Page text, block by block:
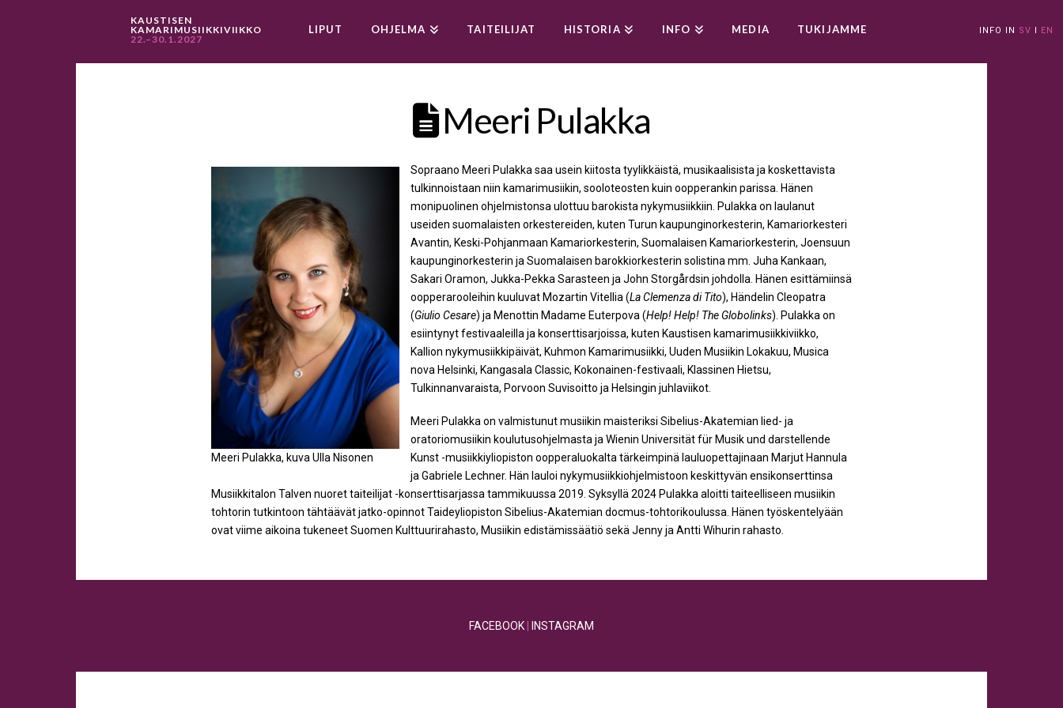
INFO IN SV I EN
KAUSTISEN
KAMARIMUSIIKKIVIIKKO
22.–30.1.2027
LIPUT OHJELMA TAITEILIJAT HISTORIA INFO MEDIA TUKIJAMME
Meeri Pulakka
Meeri Pulakka, kuva Ulla Nisonen
Sopraano Meeri Pulakka saa usein kiitosta tyylikkäistä, musikaalisista ja koskettavista
tulkinnoistaan niin kamarimusiikin, sooloteosten kuin oopperankin parissa. Hänen
monipuolinen ohjelmistonsa ulottuu barokista nykymusiikkiin. Pulakka on laulanut
useiden suomalaisten orkestereiden, kuten Turun kaupunginorkesterin, Kamariorkesteri
Avantin, Keski-Pohjanmaan Kamariorkesterin, Suomalaisen Kamariorkesterin, Joensuun
kaupunginorkesterin ja Suomalaisen barokkiorkesterin solistina mm. Juha Kankaan,
Sakari Oramon, Jukka-Pekka Sarasteen ja John Storgårdsin johdolla. Hänen esittämiinsä
oopperarooleihin kuuluvat Mozartin Vitellia (La Clemenza di Tito), Händelin Cleopatra
(Giulio Cesare) ja Menottin Madame Euterpova (Help! Help! The Globolinks). Pulakka on
esiintynyt festivaaleilla ja konserttisarjoissa, kuten Kaustisen kamarimusiikkiviikko,
Kallion nykymusiikkipäivät, Kuhmon Kamarimusiikki, Uuden Musiikin Lokakuu, Musica
nova Helsinki, Kangasala Classic, Kokonainen-festivaali, Klassinen Hietsu,
Tulkinnanvaraista, Porvoon Suvisoitto ja Helsingin juhlaviikot.
Meeri Pulakka on valmistunut musiikin maisteriksi Sibelius-Akatemian lied- ja
oratoriomusiikin koulutusohjelmasta ja Wienin Universität für Musik und darstellende
Kunst -musiikkiyliopiston oopperaluokalta tärkeimpinä lauluopettajinaan Marjut Hannula
ja Gabriele Lechner. Hän lauloi nykymusiikkiohjelmistoon keskittyvän ensikonserttinsa
Musiikkitalon Talven nuoret taiteilijat -konserttisarjassa tammikuussa 2019. Syksyllä 2024 Pulakka aloitti taiteelliseen musiikin
tohtorin tutkintoon tähtäävät jatko-opinnot Taideyliopiston Sibelius-Akatemian docmus-tohtorikoulussa. Hänen työskentelyään
ovat viime aikoina tukeneet Suomen Kulttuurirahasto, Musiikin edistämissäätiö sekä Jenny ja Antti Wihurin rahasto.
FACEBOOK INSTAGRAM